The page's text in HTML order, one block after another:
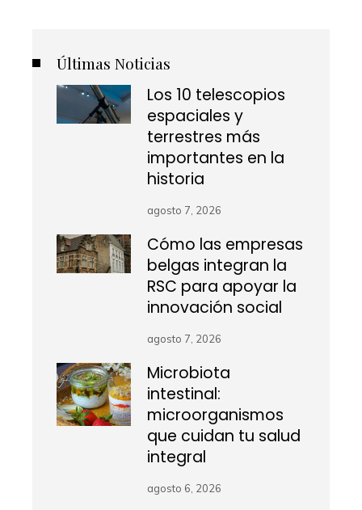
Últimas Noticias
Los 10 telescopios
espaciales y
terrestres más
importantes en la
historia
agosto 7, 2026
Cómo las empresas
belgas integran la
RSC para apoyar la
innovación social
agosto 7, 2026
Microbiota
intestinal:
microorganismos
que cuidan tu salud
integral
agosto 6, 2026